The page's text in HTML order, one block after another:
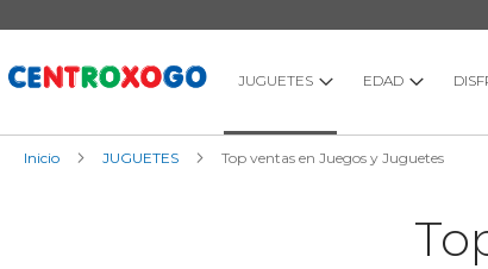
al
JUGUETES EDAD
Inicio JUGUETES Top ventas en Juegos y Juguetes